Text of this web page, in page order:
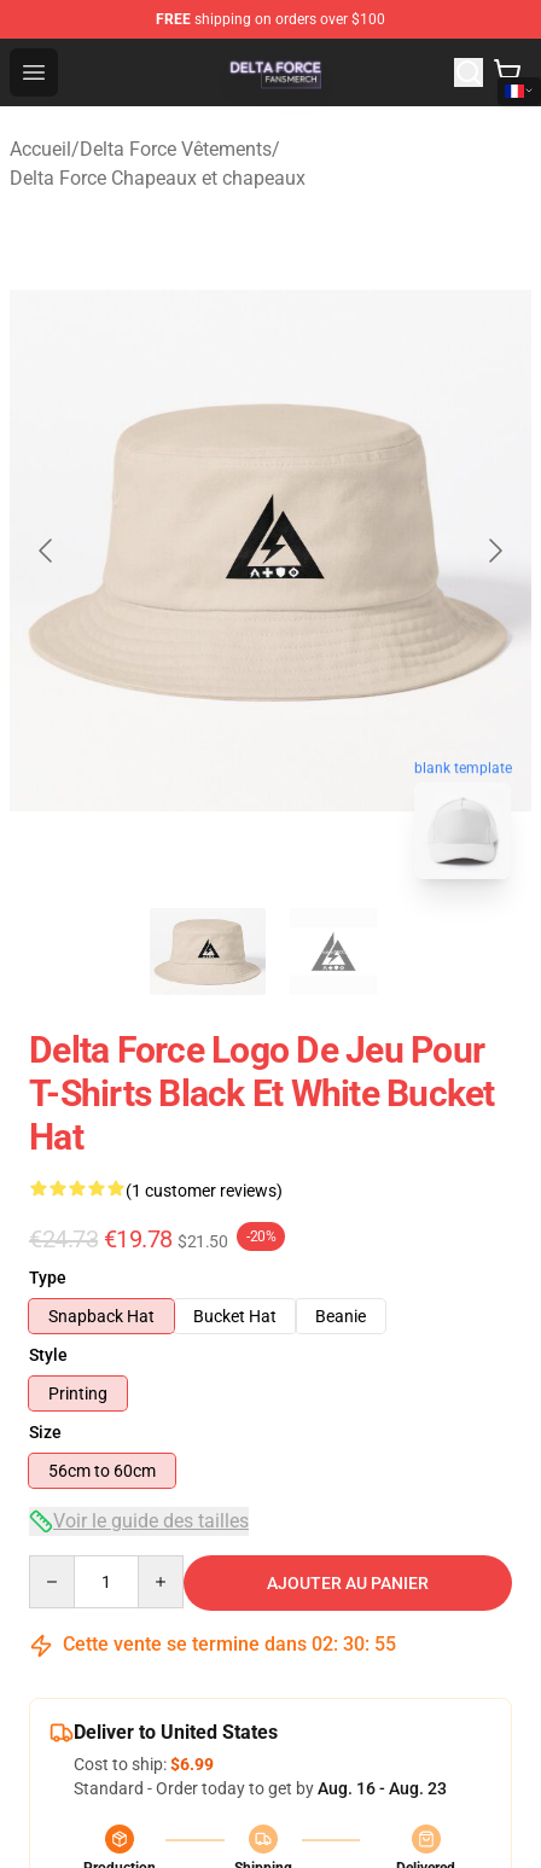
FREE shipping on orders over $100
Open menu
Delta Force Shop - Official Delta Force Merchandise
Accueil/Delta Force Vêtements/
Delta Force Chapeaux et chapeaux
blank template
Delta Force Logo De Jeu Pour
T-Shirts Black Et White Bucket
Hat
(1 customer reviews)
€24.73 €19.78 $21.50 -20%
Type
Snapback Hat
Bucket Hat
Beanie
Style
Printing
Size
56cm to 60cm
Voir le guide des tailles
AJOUTER AU PANIER
Cette vente se termine dans 02: 30: 55
Deliver to United States
Cost to ship:$6.99
Standard - Order today to get byAug. 16 - Aug. 23